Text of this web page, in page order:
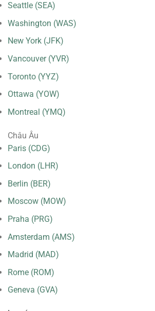
Seattle (SEA)
Washington (WAS)
New York (JFK)
Vancouver (YVR)
Toronto (YYZ)
Ottawa (YOW)
Montreal (YMQ)
Châu Âu
Paris (CDG)
London (LHR)
Berlin (BER)
Moscow (MOW)
Praha (PRG)
Amsterdam (AMS)
Madrid (MAD)
Rome (ROM)
Geneva (GVA)